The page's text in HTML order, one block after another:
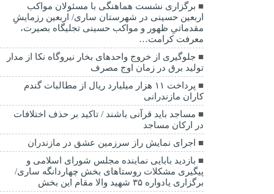
برگزاری نشست هماهنگی با مسئولان مواکب
اربعین حسینی در شهرستان ساری/ اربعین رزمایشِ
مقدماتیِ ظهور و مواکب حسینی تجلیگاه بصیرت،
معرفت کرامت…
جلوگیری از خروج واحدهای بخار نیروگاه نکا از مدار
تولید برق در زمان اوج مصرف
پرداخت ۱۱ هزار میلیارد ریال از مطالبات گندم
کاران مازندرانی
مساجد باید قرآنی باشند / تاکید بر حذف اختلافات
در ارکان مساجد
اجرای نمایش راز سرزمین عشق در مازندران
بازدید بابایی نماینده مجلس شورای اسلامی و
پیگیری مشکلات روستاهای بخش چهاردانگه ساری/
برگزاری یادواره ۳۵ شهید والا مقام این بخش